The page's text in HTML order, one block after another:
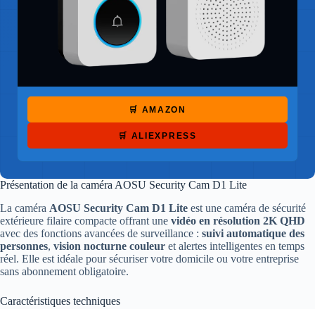
🛒 AMAZON
🛒 ALIEXPRESS
Présentation de la caméra AOSU Security Cam D1 Lite
La caméra AOSU Security Cam D1 Lite est une caméra de sécurité
extérieure filaire compacte offrant une vidéo en résolution 2K QHD
avec des fonctions avancées de surveillance : suivi automatique des
personnes, vision nocturne couleur et alertes intelligentes en temps
réel. Elle est idéale pour sécuriser votre domicile ou votre entreprise
sans abonnement obligatoire.
Caractéristiques techniques